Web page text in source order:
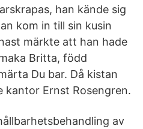
han kände sig
kom in till sin kusin
märkte att han hade
Britta, född
Du bar. Då kistan
kantor Ernst Rosengren.
av